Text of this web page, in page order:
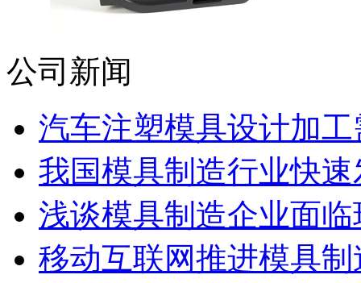
公司新闻
汽车注塑模具设计加
我国模具制造行业快
浅谈模具制造企业面
移动互联网推进模具